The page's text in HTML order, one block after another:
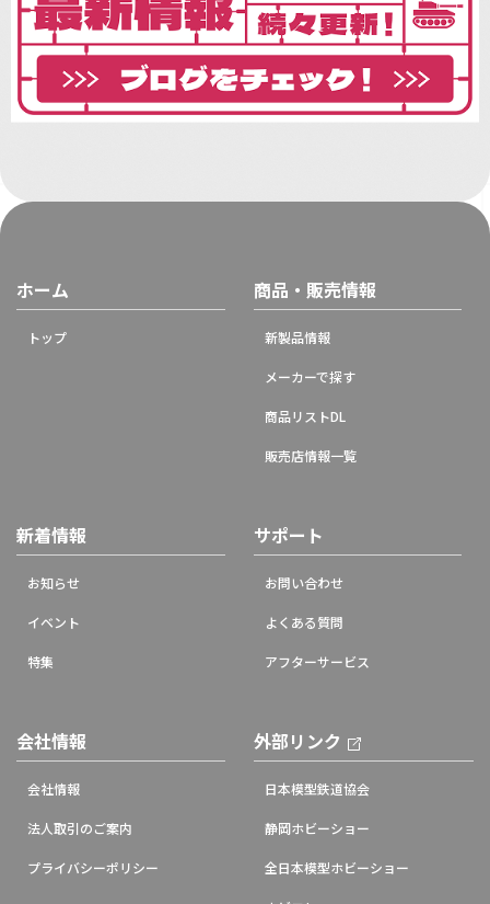
ホーム
トップ
商品・販売情報
新製品情報
メーカーで探す
商品リストDL
販売店情報一覧
新着情報
お知らせ
イベント
特集
サポート
お問い合わせ
よくある質問
アフターサービス
会社情報
会社情報
法人取引のご案内
プライバシーポリシー
外部リンク
日本模型鉄道協会
静岡ホビーショー
全日本模型ホビーショー